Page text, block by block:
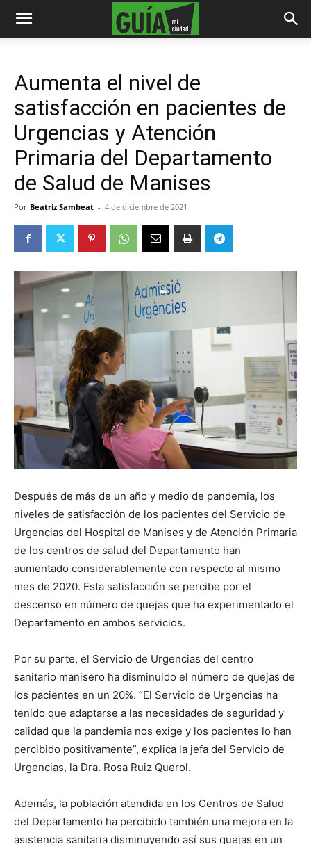
Aumenta el nivel de
satisfacción en pacientes de
Urgencias y Atención
Primaria del Departamento
de Salud de Manises
Por Beatriz Sambeat - 4 de diciembre de 2021
Después de más de un año y medio de pandemia, los
niveles de satisfacción de los pacientes del Servicio de
Urgencias del Hospital de Manises y de Atención Primaria
de los centros de salud del Departamento han
aumentado considerablemente con respecto al mismo
mes de 2020. Esta satisfacción se percibe por el
descenso en número de quejas que ha experimentado el
Departamento en ambos servicios.
Por su parte, el Servicio de Urgencias del centro
sanitario manisero ha disminuido el número de quejas de
los pacientes en un 20%. “El Servicio de Urgencias ha
tenido que adaptarse a las necesidades de seguridad y
calidad que la pandemia nos exige y los pacientes lo han
percibido positivamente”, explica la jefa del Servicio de
Urgencias, la Dra. Rosa Ruiz Querol.
Además, la población atendida en los Centros de Salud
del Departamento ha percibido también una mejora en la
asistencia sanitaria disminuyendo así sus quejas en un